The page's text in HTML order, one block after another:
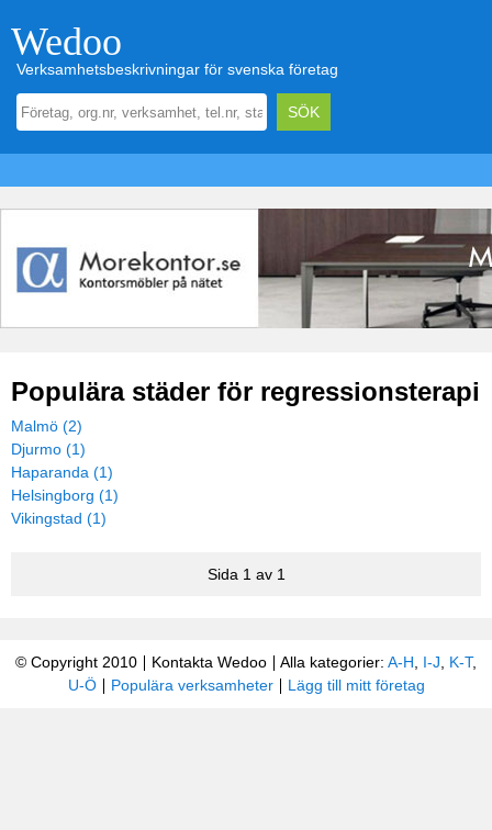
Wedoo
Verksamhetsbeskrivningar för svenska företag
Populära städer för regressionsterapi
Malmö (2)
Djurmo (1)
Haparanda (1)
Helsingborg (1)
Vikingstad (1)
Sida 1 av 1
© Copyright 2010 Kontakta Wedoo Alla kategorier: A-H I-J K-T,
U-Ö
Populära verksamheter Lägg till mitt företag